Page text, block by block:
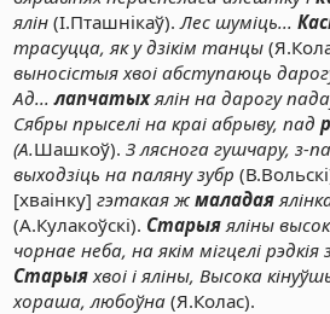
ялін(І.Пташнікаў). Лес шуміць...
трасуцца, як у дзікім танцы
выносістыя хвоі абступаюць
Ад... лапчатыхялін на дарогу
Сябры прыселі на краі абрыву, пад
(А.Шашкоў). З ляснога гушчару, з-
выходзіць на паляну зубр
[хваінку] гэтакая ж маладая
(А.Кулакоўскі). Старыяяліны
чорнае неба, на якім мігцелі рэдкія
Старыяхвоі і яліны, Высока
хораша, любоўна(Я.Колас).